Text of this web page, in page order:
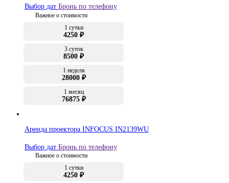
Выбор дат Бронь по телефону
Важное о стоимости
1 сутки
4250 ₽
3 суток
8500 ₽
1 неделя
28000 ₽
1 месяц
76875 ₽
Аренда проектора INFOCUS IN2139WU
Выбор дат Бронь по телефону
Важное о стоимости
1 сутки
4250 ₽